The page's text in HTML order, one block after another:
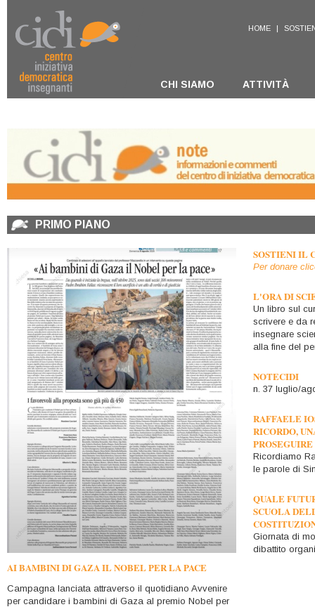
HOME |
CHI SIAMO ATTIVITÀ
PRIMO PIANO
AI BAMBINI DI GAZA IL NOBEL PER LA PACE
Campagna lanciata attraverso il quotidiano Avvenire
per candidare i bambini di Gaza al premio Nobel per
SOSTIENI IL
Per donare
L'ORA DI
Un libro sul
scrivere e da
insegnare
alla fine del
NOTECIDI
n. 37 luglio/
RAFFAELE
RICORDO,
PROSEGUIRE
Ricordiamo
le parole di
QUALE
SCUOLA
Giornata di
dibattito